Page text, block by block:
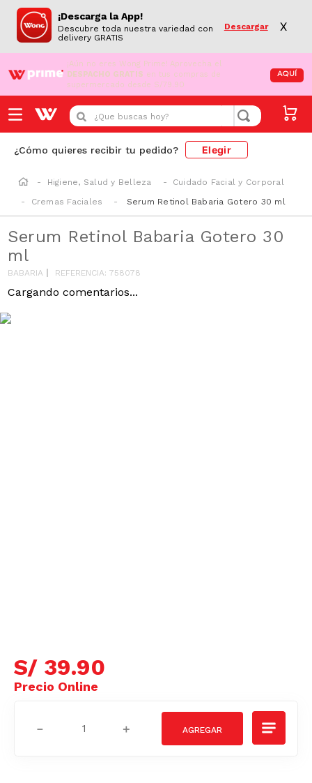
¡Descarga la App!
Descubre toda nuestra variedad con
delivery GRATIS
Descargar X
¡Aún no eres Wong Prime! Aprovecha el
DESPACHO GRATIS en tus compras de
supermercado desde S/79.90
AQUÍ
¿Que buscas hoy?
¿Cómo quieres recibir tu pedido? Elegir
Higiene, Salud y Belleza
Cuidado Facial y Corporal
Cremas Faciales
Serum Retinol Babaria Gotero 30 ml
Serum Retinol Babaria Gotero 30
ml
BABARIA REFERENCIA:758078
Cargando comentarios...
S/ 39.90
＋
－